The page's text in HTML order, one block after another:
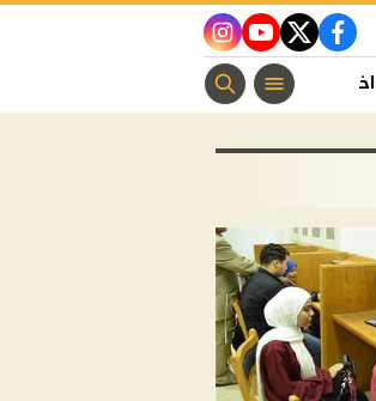
facebook
twitter
youtube
instagram
اخبار الفن منوعات مسيحية